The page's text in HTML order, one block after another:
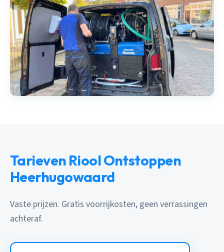
Tarieven Riool Ontstoppen
Heerhugowaard
Vaste prijzen. Gratis voorrijkosten, geen verrassingen
achteraf.